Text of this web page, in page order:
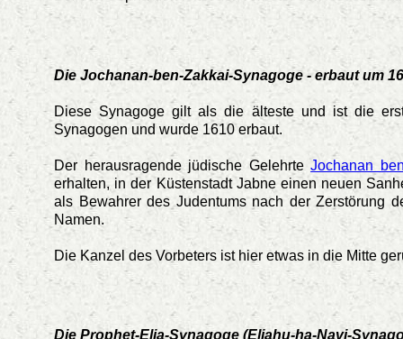
Die Jochanan-ben-Zakkai-Synagoge - erbaut um
Diese Synagoge gilt als die älteste und ist die
Synagogen und wurde 1610 erbaut.
Der herausragende jüdische GelehrteJochanan
erhalten, in der Küstenstadt Jabne einen neuen
als Bewahrer des Judentums nach der Zerstörung
Namen.
Die Kanzel des Vorbeters ist hier etwas in die Mitte
Die Prophet-Elia-Synagoge (Eliahu-ha-Navi-